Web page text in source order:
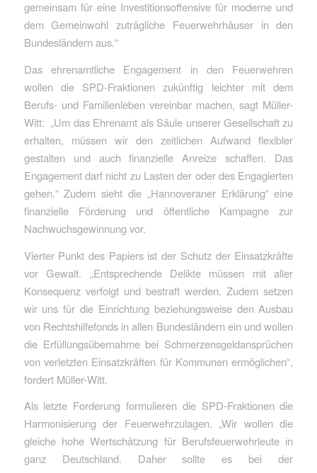
gemeinsam für eine Investitionsoffensive für moderne und
dem Gemeinwohl zuträgliche Feuerwehrhäuser in den
Bundesländern aus.“
Das ehrenamtliche Engagement in den Feuerwehren
wollen die SPD-Fraktionen zukünftig leichter mit dem
Berufs- und Familienleben vereinbar machen, sagt Müller-
Witt: „Um das Ehrenamt als Säule unserer Gesellschaft zu
erhalten, müssen wir den zeitlichen Aufwand flexibler
gestalten und auch finanzielle Anreize schaffen. Das
Engagement darf nicht zu Lasten der oder des Engagierten
gehen.“ Zudem sieht die „Hannoveraner Erklärung“ eine
finanzielle Förderung und öffentliche Kampagne zur
Nachwuchsgewinnung vor.
Vierter Punkt des Papiers ist der Schutz der Einsatzkräfte
vor Gewalt. „Entsprechende Delikte müssen mit aller
Konsequenz verfolgt und bestraft werden. Zudem setzen
wir uns für die Einrichtung beziehungsweise den Ausbau
von Rechtshilfefonds in allen Bundesländern ein und wollen
die Erfüllungsübernahme bei Schmerzensgeldansprüchen
von verletzten Einsatzkräften für Kommunen ermöglichen“,
fordert Müller-Witt.
Als letzte Forderung formulieren die SPD-Fraktionen die
Harmonisierung der Feuerwehrzulagen. „Wir wollen die
gleiche hohe Wertschätzung für Berufsfeuerwehrleute in
ganz Deutschland. Daher sollte es bei der